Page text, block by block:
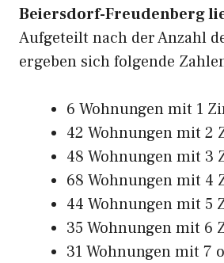
Beiersdorf-Freudenberg
Aufgeteilt nach der Anzahl
ergeben sich folgende
6 Wohnungen mit 1
42 Wohnungen mit 2
48 Wohnungen mit 3
68 Wohnungen mit 4
44 Wohnungen mit 5
35 Wohnungen mit 6
31 Wohnungen mit 7